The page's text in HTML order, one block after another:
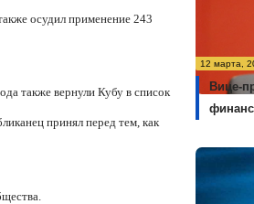
осудил применение 243
также вернули Кубу в список
принял перед тем, как
12 марта,
Вице-